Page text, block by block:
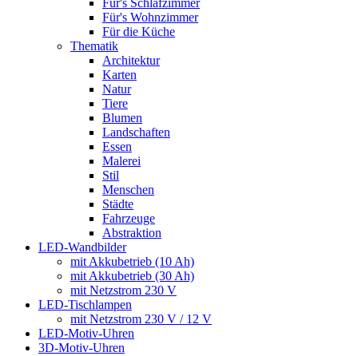
Für's Schlafzimmer
Für's Wohnzimmer
Für die Küche
Thematik
Architektur
Karten
Natur
Tiere
Blumen
Landschaften
Essen
Malerei
Stil
Menschen
Städte
Fahrzeuge
Abstraktion
LED-Wandbilder
mit Akkubetrieb (10 Ah)
mit Akkubetrieb (30 Ah)
mit Netzstrom 230 V
LED-Tischlampen
mit Netzstrom 230 V / 12 V
LED-Motiv-Uhren
3D-Motiv-Uhren